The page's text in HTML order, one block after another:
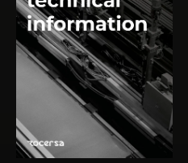
Herunterladen(2.86 MB )